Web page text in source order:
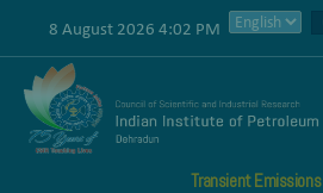
8 August 2026 4:02 PM
Transient Emissions